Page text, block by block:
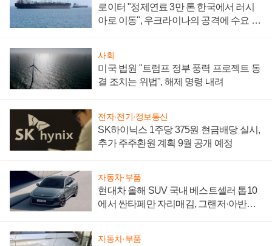
로이터 "정제연료 3만 톤 한국에서 러시
아로 이동", 우크라이나의 공격에 수요 늘
사회
미국 법원 "트럼프 정부 풍력 프로젝트 동
결 조치는 위법", 해제 명령 내려
전자·전기·정보통신
SK하이닉스 1주당 375원 현금배당 실시,
추가 주주환원 계획 9월 공개 예정
자동차·부품
현대차 올해 SUV 국내 베스트셀러 톱10
에서 싼타페만 자리매김, 그랜저·아반떼
자동차·부품